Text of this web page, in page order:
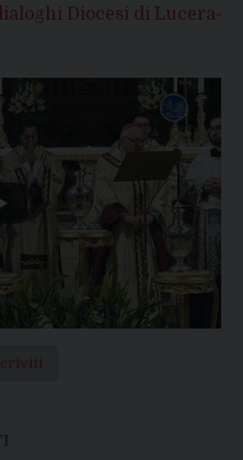
Diocesi di Lucera-